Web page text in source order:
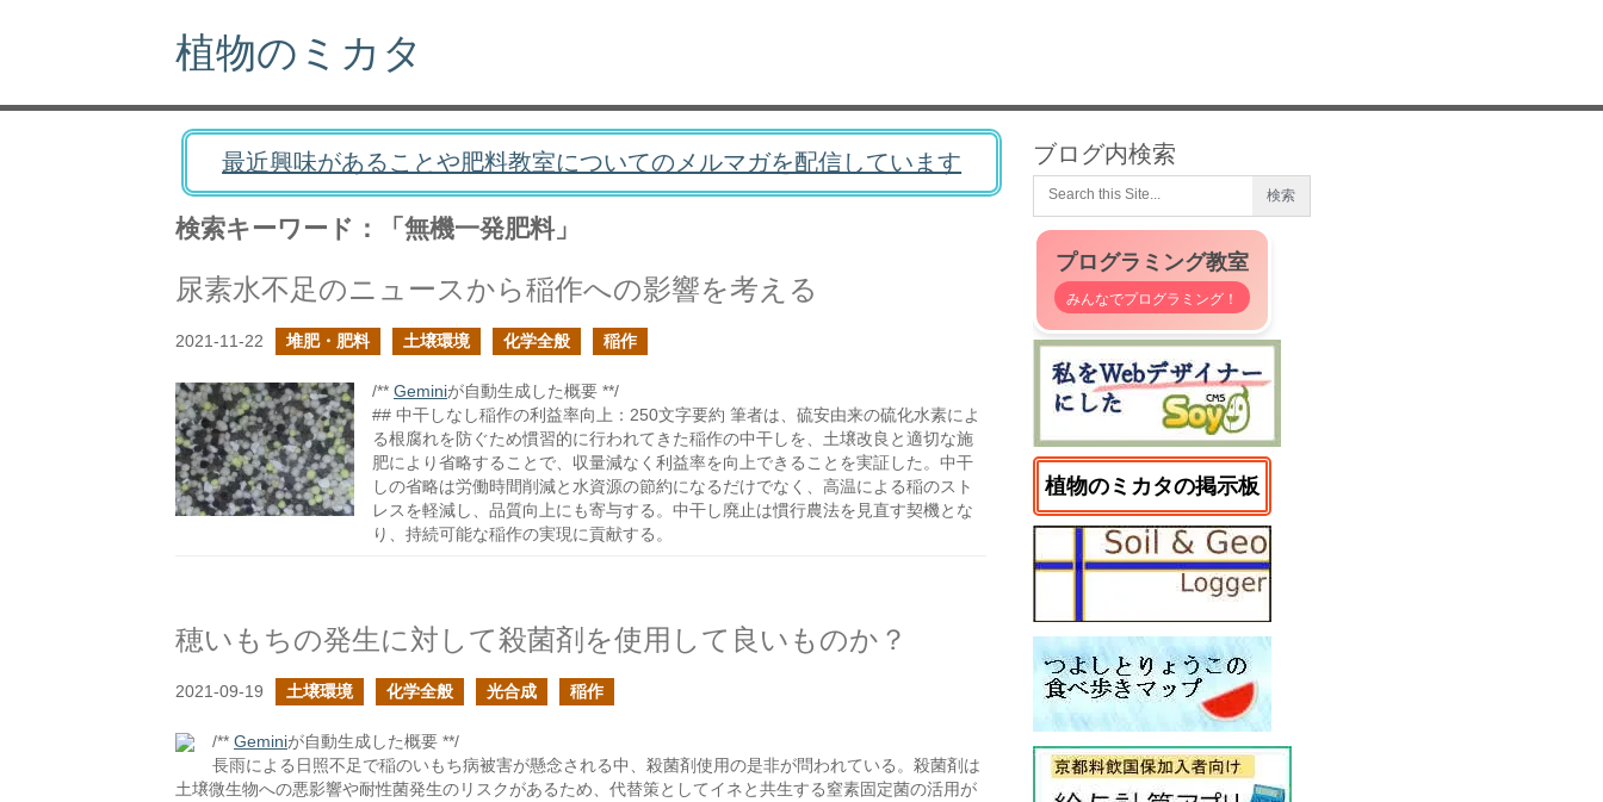
植物のミカタ
最近興味があることや肥料教室についてのメルマガを配信しています
検索キーワード：「無機一発肥料」
尿素水不足のニュースから稲作への影響を考える
2021-11-22 堆肥・肥料 土壌環境 化学全般 稲作
/** Geminiが自動生成した概要 **/
## 中干しなし稲作の利益率向上：250文字要約 筆者は、硫安由来の硫化水素によ
る根腐れを防ぐため慣習的に行われてきた稲作の中干しを、土壌改良と適切な施
肥により省略することで、収量減なく利益率を向上できることを実証した。中干
しの省略は労働時間削減と水資源の節約になるだけでなく、高温による稲のスト
レスを軽減し、品質向上にも寄与する。中干し廃止は慣行農法を見直す契機とな
り、持続可能な稲作の実現に貢献する。
穂いもちの発生に対して殺菌剤を使用して良いものか？
2021-09-19 土壌環境 化学全般 光合成 稲作
/** Geminiが自動生成した概要 **/
長雨による日照不足で稲のいもち病被害が懸念される中、殺菌剤使用の是非が問われている。殺菌剤は
土壌微生物への悪影響や耐性菌発生のリスクがあるため、代替策としてイネと共生する窒素固定菌の活用が
ブログ内検索
プログラミング教室
みんなでプログラミング！
植物のミカタの掲示板